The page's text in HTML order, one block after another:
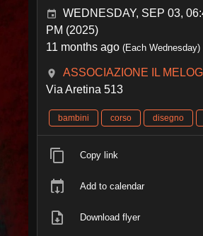
WEDNESDAY, SEP 03,
PM (2025)
11 months ago (Each Wednesday)
ASSOCIAZIONE IL
Via Aretina 513
bambini corso disegno
Copy link
Add to calendar
Download flyer